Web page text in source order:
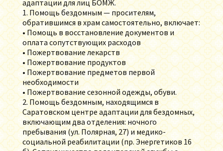
адаптации для лиц БОМЖ.
1. Помощь бездомным — просителям,
обратившимся в храм самостоятельно, включает:
• Помощь в восстановление документов и
оплата сопутствующих расходов
• Пожертвование лекарств
• Пожертвование продуктов
• Пожертвование предметов первой
необходимости
• Пожертвование сезонной одежды, обуви.
2. Помощь бездомным, находящимся в
Саратовском центре адаптации для бездомных,
включающим два отделения: ночного
пребывания (ул. Полярная, 27) и медико-
социальной реабилитации (пр. Энергетиков 16